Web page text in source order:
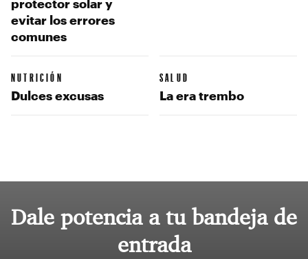
protector solar y
evitar los errores
comunes
NUTRICIÓN
Dulces excusas
SALUD
La era trembo
Dale potencia a tu bandeja de
entrada